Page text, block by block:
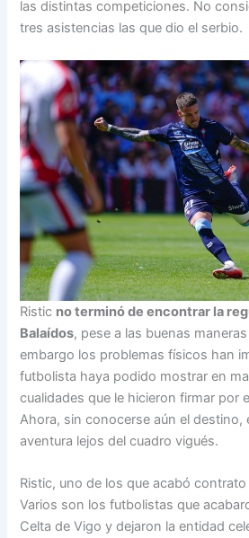
las distintas competiciones. No
tres asistencias las que dio el serbio.
Ristic no terminó de encontrar la
Balaídos, pese a las buenas
embargo los problemas físicos han
futbolista haya podido mostrar en
cualidades que le hicieron firmar por
Ahora, sin conocerse aún el destino,
aventura lejos del cuadro vigués.
Ristic, uno de los que acabó
Varios son los futbolistas que
Celta de Vigo y dejaron la entidad